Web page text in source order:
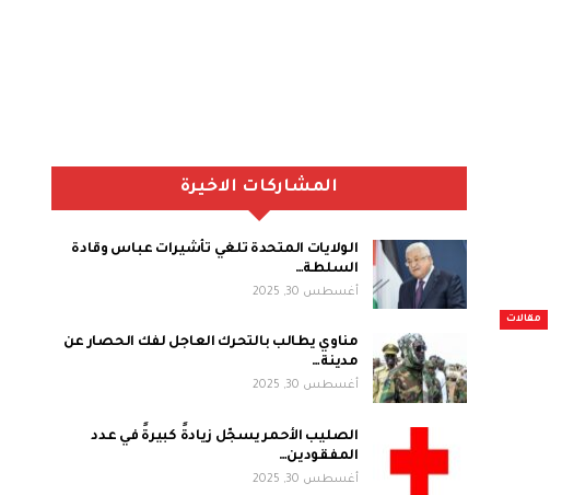
مقالات
المشاركات الاخيرة
الولايات المتحدة تلغي تأشيرات عباس وقادة
السلطة…
أغسطس 30, 2025
مناوي يطالب بالتحرك العاجل لفك الحصار عن
مدينة…
أغسطس 30, 2025
الصليب الأحمر يسجّل زيادةً كبيرةً في عدد
المفقودين…
أغسطس 30, 2025